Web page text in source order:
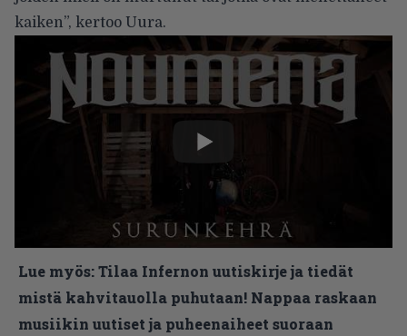
kaiken”, kertoo Uura.
Lue myös:Tilaa Infernon uutiskirje ja tiedät
mistä kahvitauolla puhutaan! Nappaa raskaan
musiikin uutiset ja puheenaiheet suoraan